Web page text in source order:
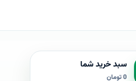
سبد خرید شما
0 تومان